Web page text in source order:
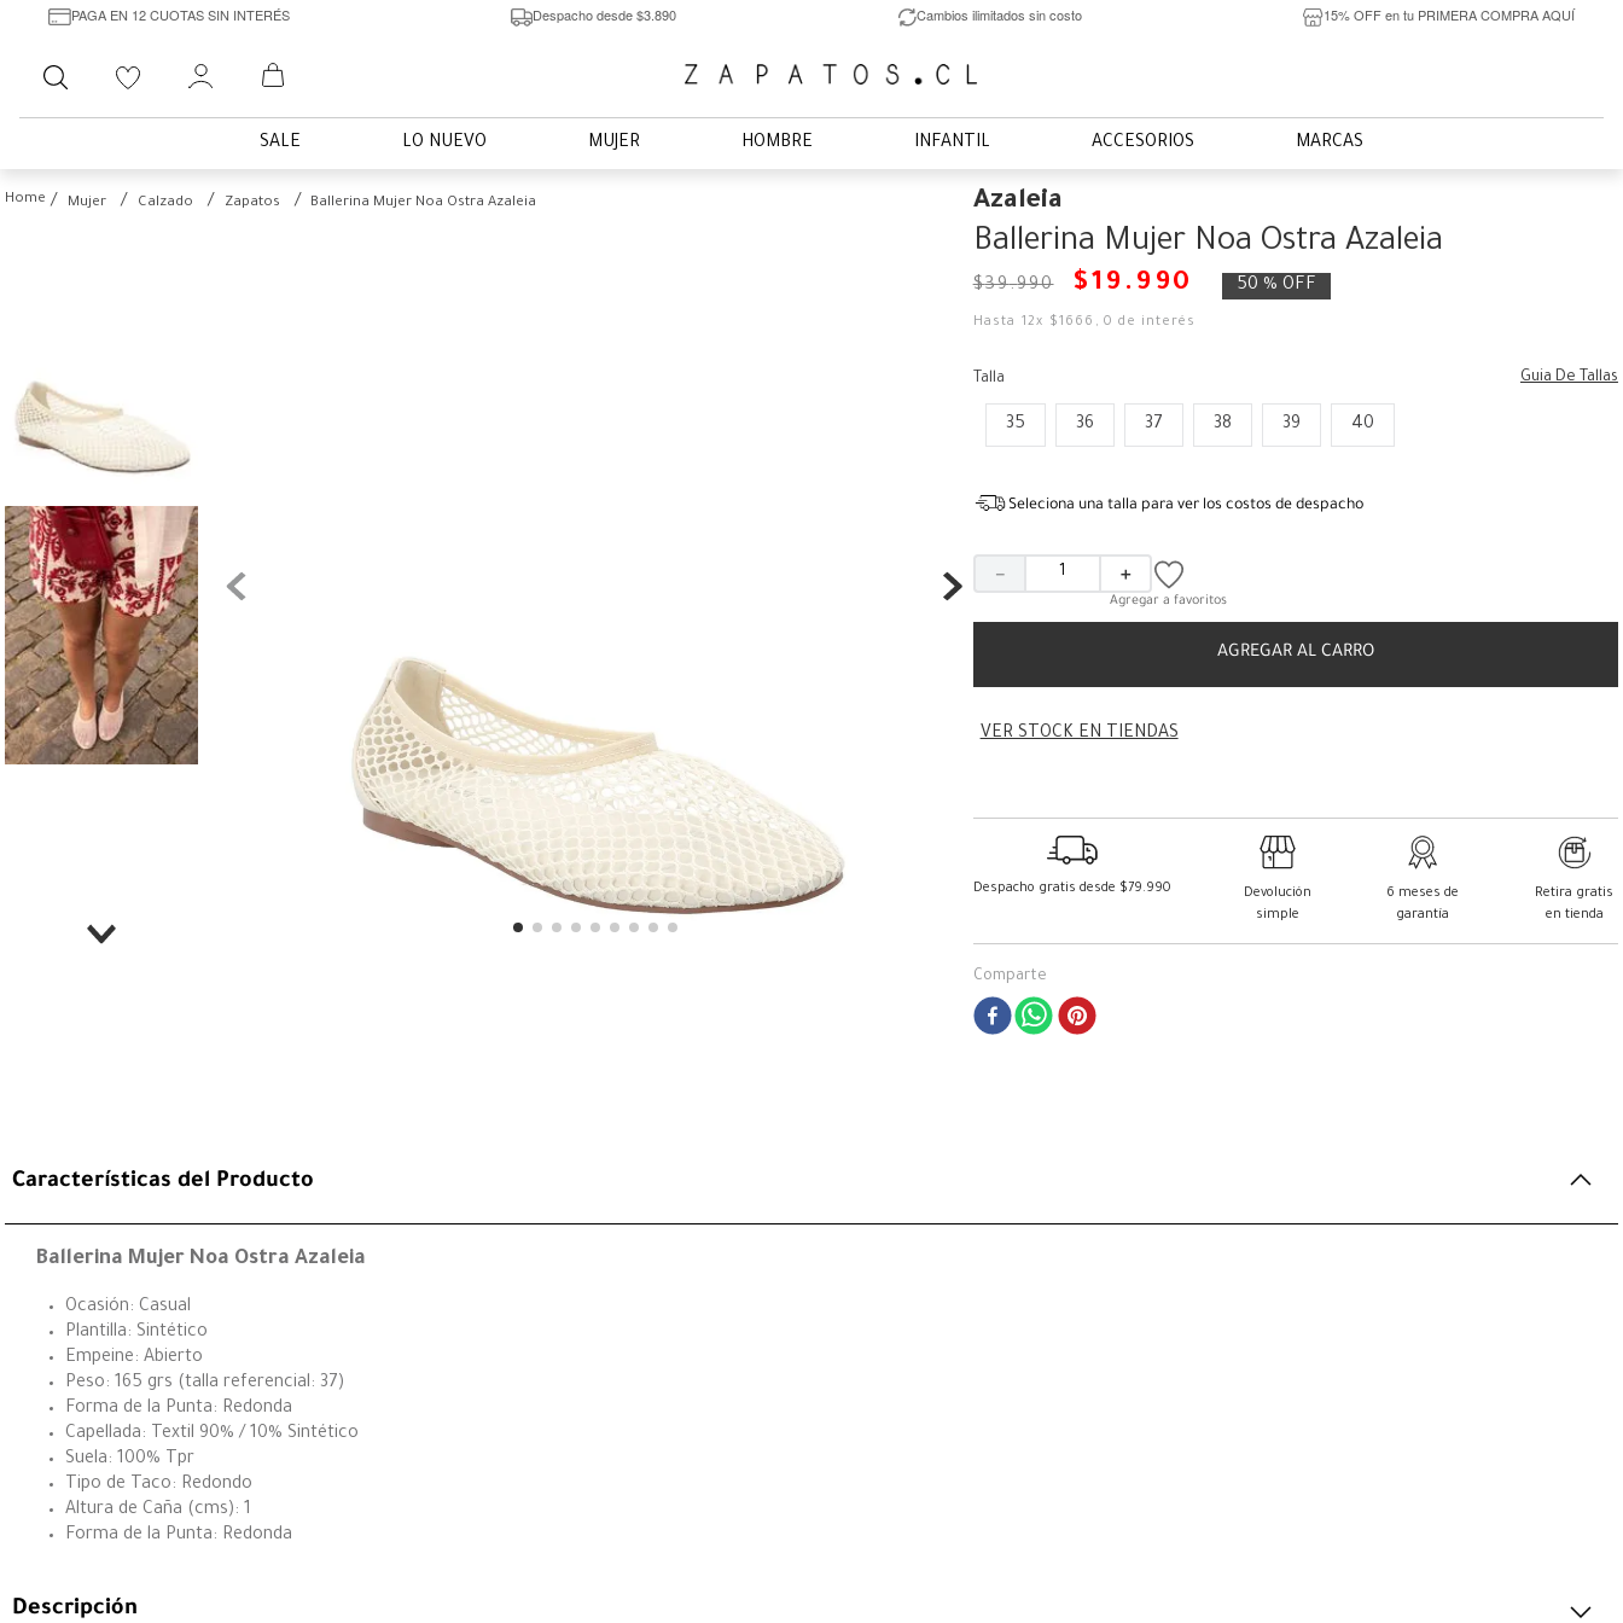
PAGA EN 12 CUOTAS SIN INTERÉS Despacho desde $3.890 Cambios ilimitados sin costo 15% OFF en tu PRIMERA COMPRA AQUÍ
Buscar
SALE LO NUEVO MUJER HOMBRE INFANTIL ACCESORIOS MARCAS
Mujer Calzado Zapatos Ballerina Mujer Noa Ostra Azaleia Azaleia
Ballerina Mujer Noa Ostra Azaleia
$39.990 $19 . 990 50 % OFF
Hasta 12x $1666 ,0 de interés
Talla Guia De Tallas
35 36 37 38 39 40
Seleciona una talla para ver los costos de despacho
＋
－
AGREGAR AL CARRO
VER STOCK EN TIENDAS
Despacho gratis desde $79.990
Devolución
simple
6 meses de
garantía
Retira gratis
en tienda
Comparte
Características del Producto
Ballerina Mujer Noa Ostra Azaleia
Ocasión: Casual
Plantilla: Sintético
Empeine: Abierto
Peso: 165 grs (talla referencial: 37)
Forma de la Punta: Redonda
Capellada: Textil 90% / 10% Sintético
Suela: 100% Tpr
Tipo de Taco: Redondo
Altura de Caña (cms): 1
Forma de la Punta: Redonda
Descripción